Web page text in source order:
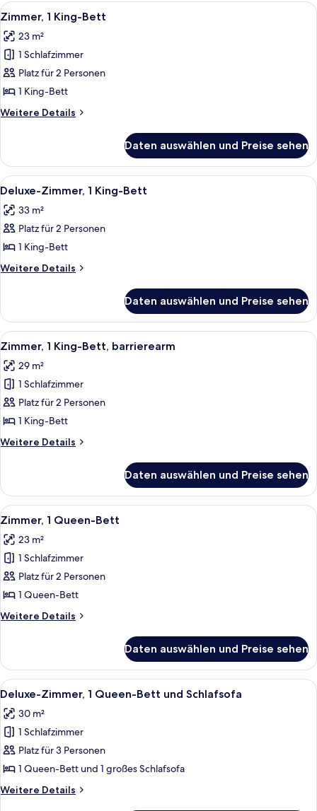
Alle
Fotos
für
Zimmer,
1 King-
Bett
anzeigen
Eine moderne Küche mit
8
Zimmer, 1 King-Bett
23 m²
1 Schlafzimmer
Platz für 2 Personen
1 King-Bett
Weitere Details
Weitere
1 King-
Bett
Daten auswählen und Preise sehen
Alle
Fotos
für
Deluxe-
Zimmer,
1 King-
Ein modernes Hotelzimmer mit Bett,
8
Deluxe-Zimmer, 1 King-Bett
33 m²
Platz für 2 Personen
1 King-Bett
Weitere Details
Weitere
Zimmer,
1 King-
Bett
Daten auswählen und Preise sehen
Alle
Fotos
für
Zimmer,
1 King-
Bett,
barrierearm
anzeigen
Ein modernes Hotelzimmer mit Bett,
5
Zimmer, 1 King-Bett, barrierearm
29 m²
1 Schlafzimmer
Platz für 2 Personen
1 King-Bett
Weitere Details
Weitere
1 King-
Bett,
barrierearm
Daten auswählen und Preise sehen
Alle
Fotos
für
Zimmer,
1
Queen-
Bett
anzeigen
Ein ordentlich bezogenes Bett mit
5
Zimmer, 1 Queen-Bett
23 m²
1 Schlafzimmer
Platz für 2 Personen
1 Queen-Bett
Weitere Details
Weitere
1
Queen-
Bett
Daten auswählen und Preise sehen
Alle
Fotos
für
Deluxe-
Zimmer,
1 Queen-
Bett
und
Ein Hotelzimmer mit einem großen
7
Deluxe-Zimmer, 1 Queen-Bett und Schlafsofa
30 m²
1 Schlafzimmer
Platz für 3 Personen
1 Queen-Bett und 1 großes Schlafsofa
Weitere Details
Weitere